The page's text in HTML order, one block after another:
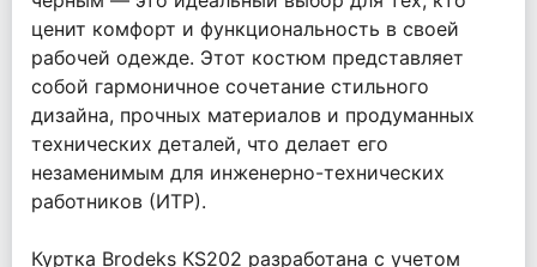
ценит комфорт и функциональность в своей
рабочей одежде. Этот костюм представляет
собой гармоничное сочетание стильного
дизайна, прочных материалов и продуманных
технических деталей, что делает его
незаменимым для инженерно-технических
работников (ИТР).
Куртка Brodeks KS202 разработана с учетом